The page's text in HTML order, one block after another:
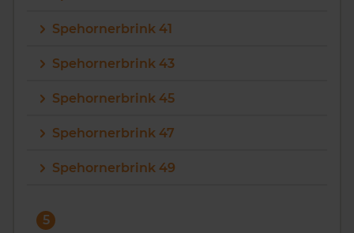
Spehornerbrink 41
Spehornerbrink 43
Spehornerbrink 45
Spehornerbrink 47
Spehornerbrink 49
5